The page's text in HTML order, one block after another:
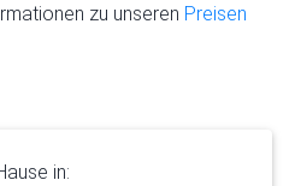
zu unseren Preisen
in: